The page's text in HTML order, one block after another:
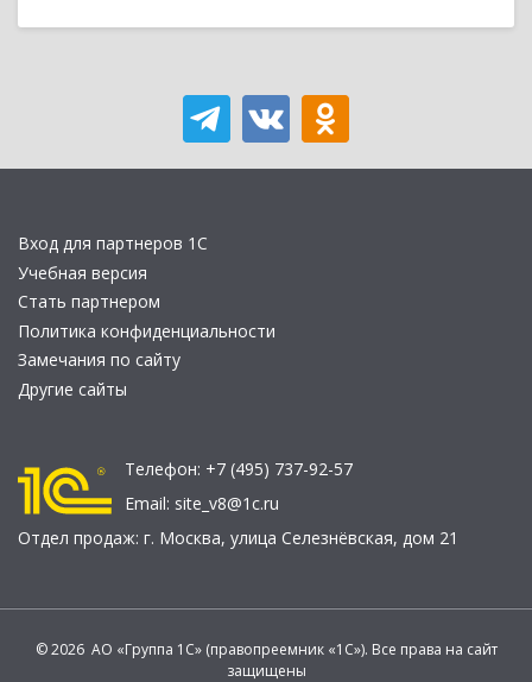
Вход для партнеров 1С
Учебная версия
Стать партнером
Политика конфиденциальности
Замечания по сайту
Другие сайты
Телефон: +7 (495) 737-92-57
Email: site_v8@1c.ru
Отдел продаж: г. Москва, улица Селезнёвская, дом 21
© 2026 АО «Группа 1С» (правопреемник «1С»). Все права на сайт
защищены